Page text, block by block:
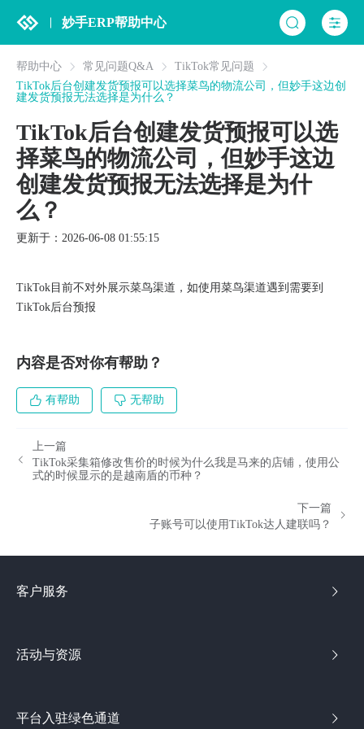
妙手ERP帮助中心
帮助中心 常见问题Q&A
TikTok常见问题
TikTok后台创建发货预报可以选择菜鸟的物流公司，但妙手这边创
建发货预报无法选择是为什么？
TikTok后台创建发货预报可以选
择菜鸟的物流公司，但妙手这边
创建发货预报无法选择是为什
么？
更新于：2026-06-08 01:55:15
TikTok目前不对外展示菜鸟渠道，如使用菜鸟渠道遇到需要到
TikTok后台预报
内容是否对你有帮助？
有帮助 无帮助
上一篇
TikTok采集箱修改售价的时候为什么我是马来的店铺，使用公
式的时候显示的是越南盾的币种？
下一篇
子账号可以使用TikTok达人建联吗？
客户服务
活动与资源
平台入驻绿色通道